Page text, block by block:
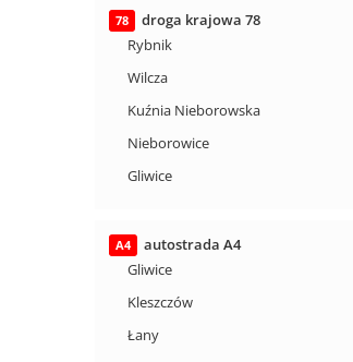
78
droga krajowa 78
Rybnik
Wilcza
Kuźnia Nieborowska
Nieborowice
Gliwice
A4
autostrada A4
Gliwice
Kleszczów
Łany